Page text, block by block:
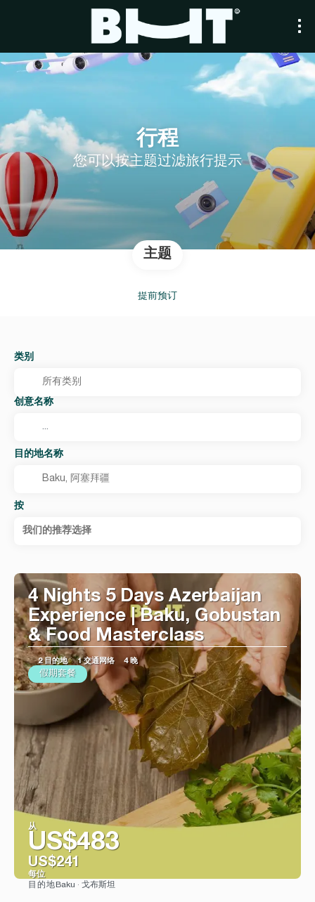
行程
您可以按主题过滤旅行提示
主题
提前预订
类别
创意名称
目的地名称
按
我们的推荐选择
4 Nights 5 Days Azerbaijan
Experience | Baku, Gobustan
& Food Masterclass
2 目的地 1 交通网络 4 晚
假期套餐
从
US$483
US$241
每位
目的地 Baku · 戈布斯坦